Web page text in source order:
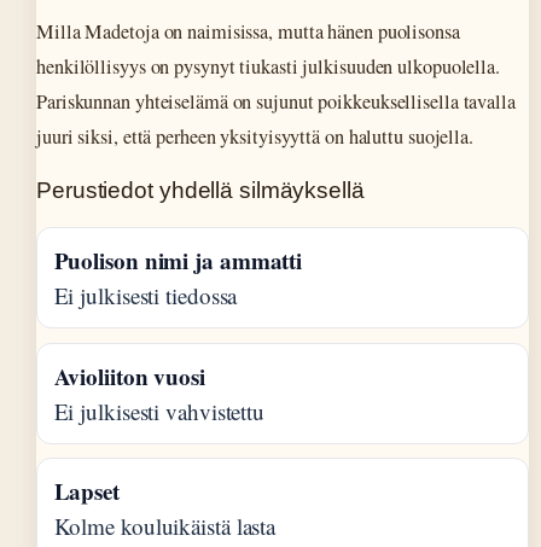
Milla Madetoja on naimisissa, mutta hänen puolisonsa
henkilöllisyys on pysynyt tiukasti julkisuuden ulkopuolella.
Pariskunnan yhteiselämä on sujunut poikkeuksellisella tavalla
juuri siksi, että perheen yksityisyyttä on haluttu suojella.
Perustiedot yhdellä silmäyksellä
Puolison nimi ja ammatti
Ei julkisesti tiedossa
Avioliiton vuosi
Ei julkisesti vahvistettu
Lapset
Kolme kouluikäistä lasta